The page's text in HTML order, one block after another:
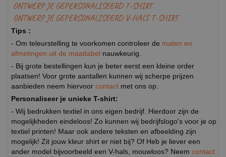
ONTWERP JE GEPERSONALISEERD T-SHIRT
ONTWERP JE GEPERSONALISEERD V-HALS T-SHIRT
Tips :
- Om teleurstelling te voorkomen controleer de maten en
afmetingen uit de maattabel nauwkeurig.
- Bij grote bestellingen kun je beter eerst een kleine order
plaatsen! Voor grote aantallen kunnen wij scherpe prijzen
aanbieden neem hiervoor contact met ons op.
Personaliseer je unieke T-shirt:
- Wij bedrukken textiel in ons eigen bedrijf. Hierdoor zijn de
mogelijkheden eindeloos! Zo kunnen wij bedrijfslogo's voor je op
textiel printen! Maar ook andere teksten en afbeelding zijn
mogelijk! Zit jouw kleur shirt er niet bij? Of Heb je liever een
ander model bijvoorbeeld een V-hals, mouwloos? Neem contact